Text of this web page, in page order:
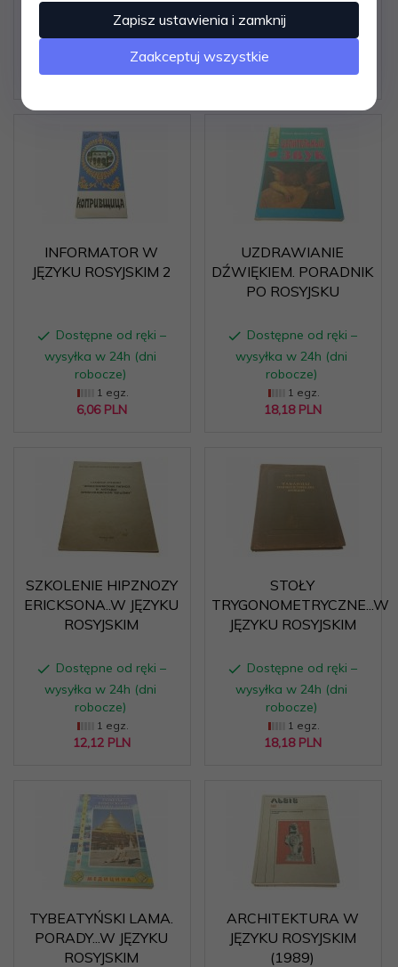
wysyłka w 24h (dni
robocze)
5,05 PLN
wysyłka w 24h (dni
robocze)
18,18 PLN
INFORMATOR W
JĘZYKU ROSYJSKIM 2
Dostępne od ręki –
wysyłka w 24h (dni
robocze)
1 egz.
6,06 PLN
UZDRAWIANIE
DŹWIĘKIEM. PORADNIK
PO ROSYJSKU
Dostępne od ręki –
wysyłka w 24h (dni
robocze)
1 egz.
18,18 PLN
SZKOLENIE HIPZNOZY
ERICKSONA..W JĘZYKU
ROSYJSKIM
Dostępne od ręki –
wysyłka w 24h (dni
robocze)
1 egz.
12,12 PLN
STOŁY
TRYGONOMETRYCZNE...W
JĘZYKU ROSYJSKIM
Dostępne od ręki –
wysyłka w 24h (dni
robocze)
1 egz.
18,18 PLN
TYBEATYŃSKI LAMA.
PORADY...W JĘZYKU
ROSYJSKIM
ARCHITEKTURA W
JĘZYKU ROSYJSKIM
(1989)
Zapisz ustawienia i zamknij
Zaakceptuj wszystkie